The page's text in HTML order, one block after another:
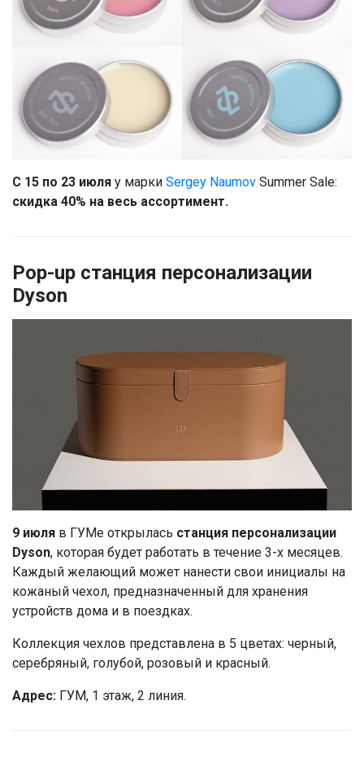
С 15 по 23 июля у марки Sergey Naumov Summer Sale:
скидка 40% на весь ассортимент.
Pop-up станция персонализации
Dyson
9 июля в ГУМе открылась станция персонализации
Dyson, которая будет работать в течение 3-х месяцев.
Каждый желающий может нанести свои инициалы на
кожаный чехол, предназначенный для хранения
устройств дома и в поездках.
Коллекция чехлов представлена в 5 цветах: черный,
серебряный, голубой, розовый и красный.
Адрес: ГУМ, 1 этаж, 2 линия.